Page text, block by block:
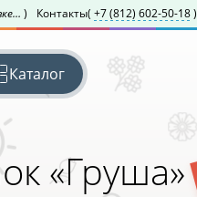
) Контакты( +7 (812) 602-50-18)
Каталог
«Груша»